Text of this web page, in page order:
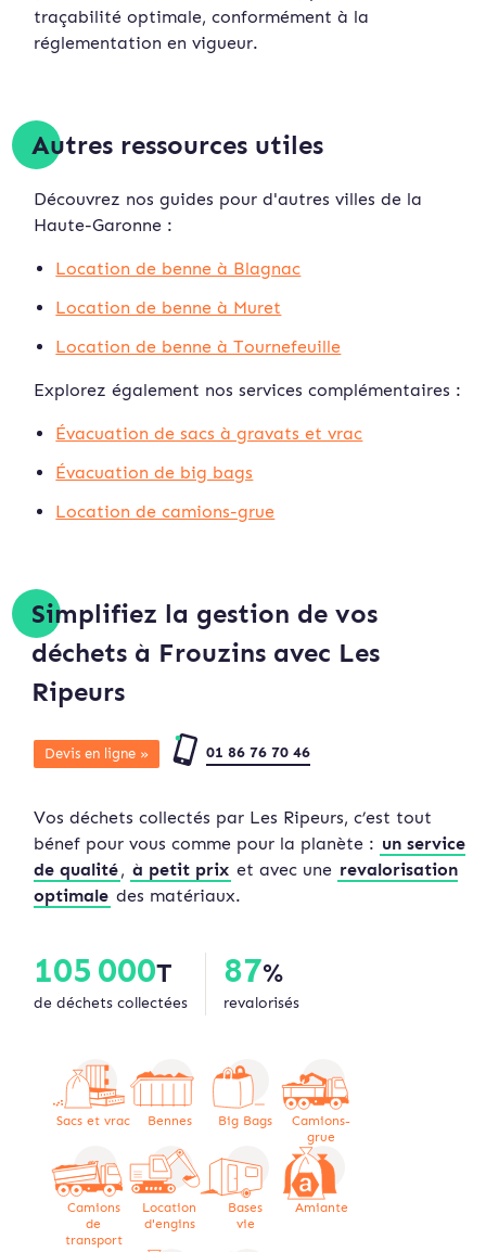
traçabilité optimale, conformément à la
réglementation en vigueur.
Autres ressources utiles
Découvrez nos guides pour d'autres villes de la
Haute-Garonne :
Location de benne à Blagnac
Location de benne à Muret
Location de benne à Tournefeuille
Explorez également nos services complémentaires :
Évacuation de sacs à gravats et vrac
Évacuation de big bags
Location de camions-grue
Simplifiez la gestion de vos
déchets à Frouzins avec Les
Ripeurs
Devis en ligne » 01 86 76 70 46
Vos déchets collectés par Les Ripeurs, c’est tout
bénef pour vous comme pour la planète : un service
de qualité, à petit prix et avec une revalorisation
optimale des matériaux.
105 000T
de déchets collectées
87%
revalorisés
Sacs et vrac Bennes Big Bags
Camions-
grue
Camions
de
transport
Location
d'engins
Bases
vie
Amiante